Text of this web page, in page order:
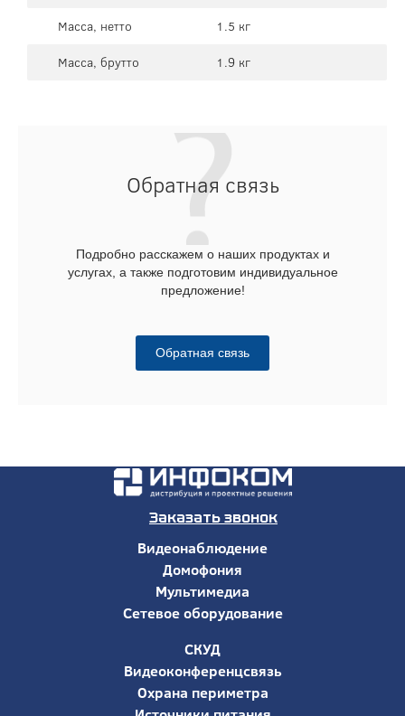
Масса, нетто
1.5 кг
Масса, брутто
1.9 кг
Обратная связь
Подробно расскажем о наших продуктах и
услугах, а также подготовим индивидуальное
предложение!
Обратная связь
Заказать звонок
Видеонаблюдение
Домофония
Мультимедиа
Сетевое оборудование
СКУД
Видеоконференцсвязь
Охрана периметра